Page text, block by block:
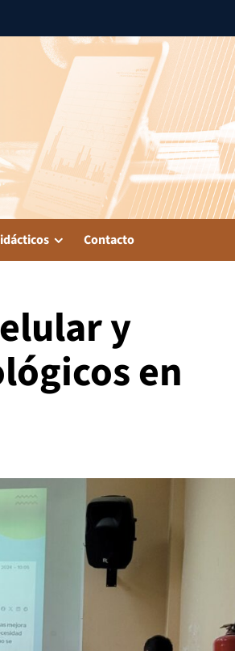
Contacto
y
en